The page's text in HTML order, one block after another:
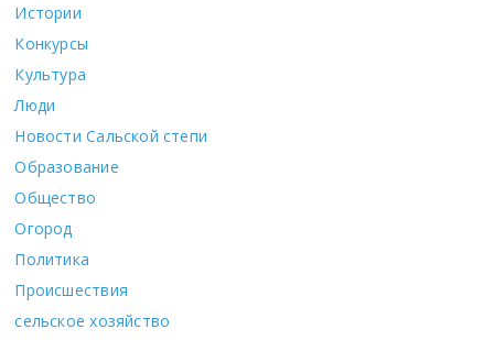
Истории
Конкурсы
Культура
Люди
Новости Сальской степи
Образование
Общество
Огород
Политика
Происшествия
сельское хозяйство